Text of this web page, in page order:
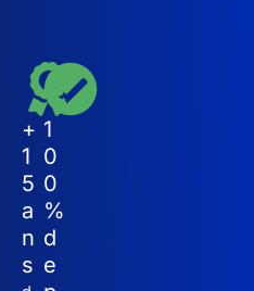
+
1
5
a
n
s
1
0
0
%
d
e